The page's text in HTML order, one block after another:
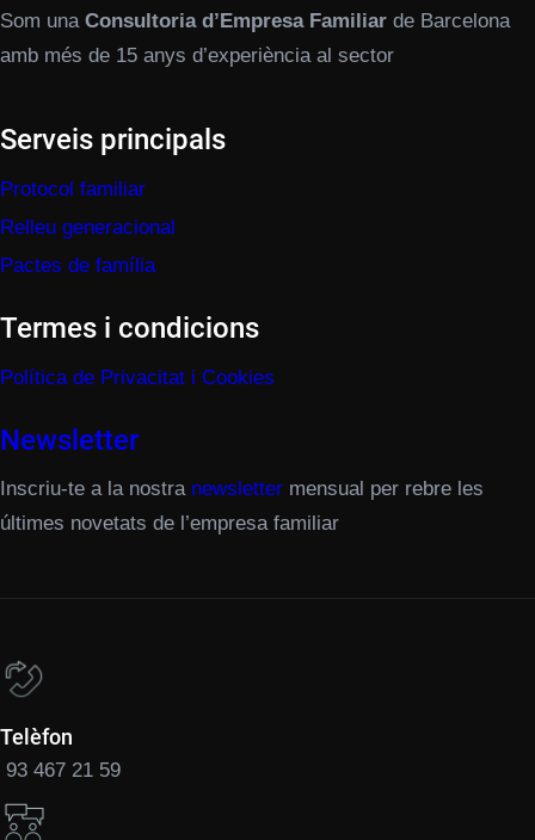
Som una Consultoria d’Empresa Familiar de Barcelona
amb més de 15 anys d’experiència al sector
Serveis principals
Protocol familiar
Relleu generacional
Pactes de família
Termes i condicions
Política de Privacitat i Cookies
Newsletter
Inscriu-te a la nostra newsletter mensual per rebre les
últimes novetats de l’empresa familiar
Telèfon
93 467 21 59